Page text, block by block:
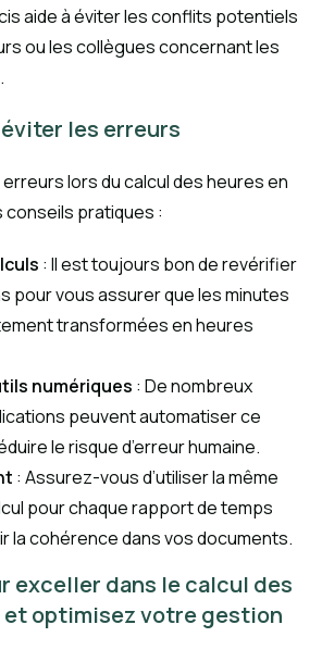
aide à éviter les conflits potentiels
ou les collègues concernant les
les erreurs
lors du calcul des heures en
conseils pratiques :
: Il est toujours bon de revérifier
pour vous assurer que les minutes
transformées en heures
numériques : De nombreux
peuvent automatiser ce
le risque d’erreur humaine.
: Assurez-vous d’utiliser la même
pour chaque rapport de temps
la cohérence dans vos documents.
exceller dans le calcul des
et optimisez votre gestion